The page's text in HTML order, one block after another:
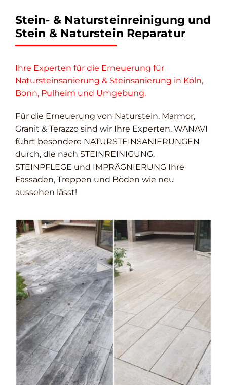
Stein- & Natursteinreinigung und
Stein & Naturstein Reparatur
Ihre Experten für die Erneuerung für
Natursteinsanierung & Steinsanierung in Köln,
Bonn, Pulheim und Umgebung.
Für die Erneuerung von Naturstein, Marmor,
Granit & Terazzo sind wir Ihre Experten. WANAVI
führt besondere NATURSTEINSANIERUNGEN
durch, die nach STEINREINIGUNG,
STEINPFLEGE und IMPRÄGNIERUNG Ihre
Fassaden, Treppen und Böden wie neu
aussehen lässt!